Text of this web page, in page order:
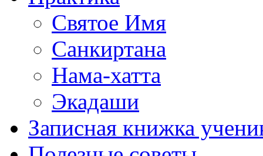
Святое Имя
Санкиртана
Нама-хатта
Экадаши
Записная книжка